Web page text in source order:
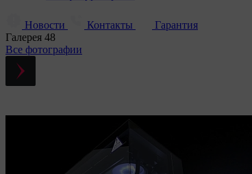
Новости Контакты
Гарантия
Галерея 48
Все фотографии